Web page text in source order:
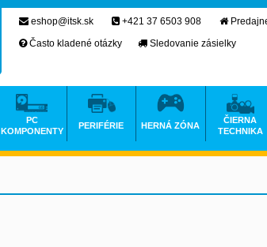
eshop@itsk.sk +421 37 6503 908
Často kladené otázky
Sledovanie zásielky
PC
KOMPONENTY
PERIFÉRIE HERNÁ ZÓNA
ČIERNA
TECHNIKA